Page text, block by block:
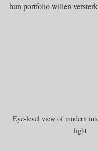
hun portfolio willen
Eye-level view of modern
light